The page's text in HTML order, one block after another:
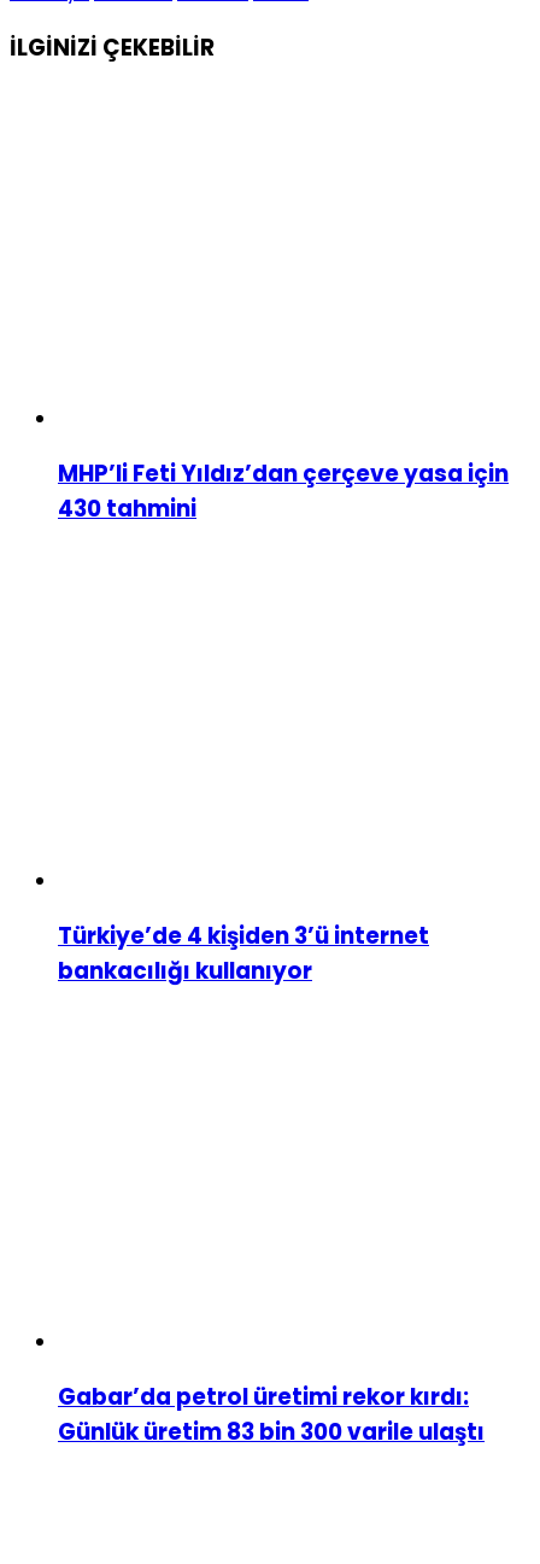
İLGİNİZİ ÇEKEBİLİR
MHP’li Feti Yıldız’dan çerçeve yasa için
430 tahmini
Türkiye’de 4 kişiden 3’ü internet
bankacılığı kullanıyor
Gabar’da petrol üretimi rekor kırdı:
Günlük üretim 83 bin 300 varile ulaştı